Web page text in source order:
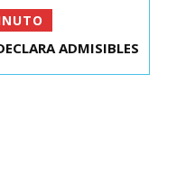
DE CAPITÁN YÁBER
ADMISIBLES